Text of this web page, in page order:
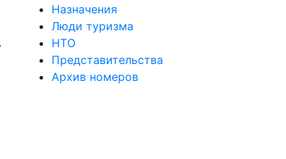
Назначения
Люди туризма
НТО
Представительства
Архив номеров